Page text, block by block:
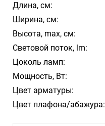
Длина, см:
Ширина, см:
Высота, max, см:
Световой поток, lm:
Цоколь ламп:
Мощность, Вт:
Цвет арматуры:
Цвет плафона/абажура: